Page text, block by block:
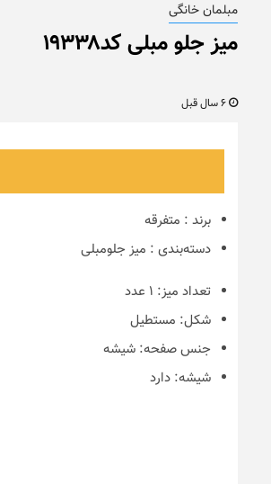
مبلمان خانگی
میز جلو مبلی کد۱۹۳۳۸
برند : متفرقه
دسته‌بندی : میز جلومبلی
تعداد میز: ۱ عدد
شکل: مستطیل
جنس صفحه: شیشه
شیشه: دارد